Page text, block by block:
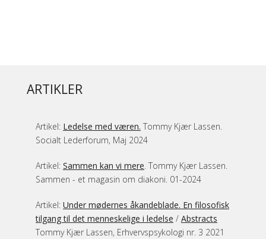
ARTIKLER
Artikel: Ledelse med væren. Tommy Kjær Lassen.
Socialt Lederforum, Maj 2024
Artikel: Sammen kan vi mere. Tommy Kjær Lassen.
Sammen - et magasin om diakoni. 01-2024
Artikel: Under mødernes åkandeblade. En filosofisk
tilgang til det menneskelige i ledelse / Abstracts
Tommy Kjær Lassen, Erhvervspsykologi nr. 3 2021